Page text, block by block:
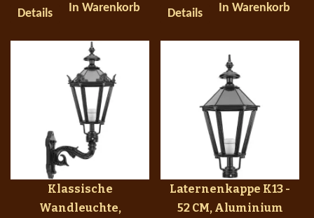
Details In Warenkorb Details In Warenkorb
Klassische
Wandleuchte,
Laternenkappe K13 -
52 CM, Aluminium